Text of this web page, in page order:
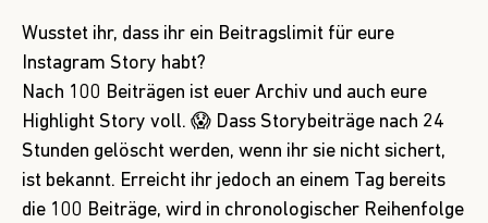
Wusstet ihr, dass ihr ein Beitragslimit für eure
Instagram Story habt?
Nach 100 Beiträgen ist euer Archiv und auch eure
Highlight Story voll. 😱 Dass Storybeiträge nach 24
Stunden gelöscht werden, wenn ihr sie nicht sichert,
ist bekannt. Erreicht ihr jedoch an einem Tag bereits
die 100 Beiträge, wird in chronologischer Reihenfolge